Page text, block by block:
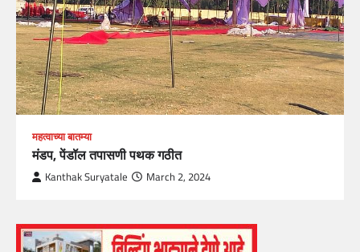
महत्वाच्या बातम्या
मंडप, पेंडॉल तपासणी पथक गठीत
Kanthak Suryatale March 2, 2024